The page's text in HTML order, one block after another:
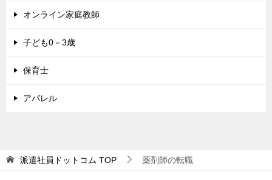
オンライン家庭教師
子ども0－3歳
保育士
アパレル
派遣社員ドットコム TOP 薬剤師の転職